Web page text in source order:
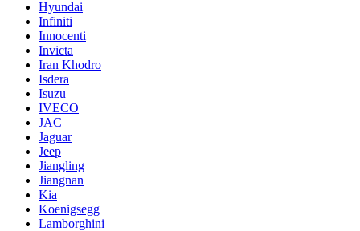
Hyundai
Infiniti
Innocenti
Invicta
Iran Khodro
Isdera
Isuzu
IVECO
JAC
Jaguar
Jeep
Jiangling
Jiangnan
Kia
Koenigsegg
Lamborghini